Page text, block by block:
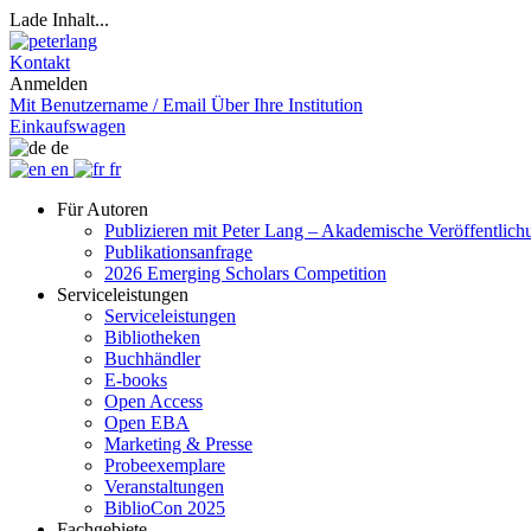
Lade Inhalt...
Kontakt
Anmelden
Mit Benutzername / Email Über Ihre Institution
Einkaufswagen
de
en
fr
Für Autoren
Publizieren mit Peter Lang – Akademische
Publikationsanfrage
2026 Emerging Scholars Competition
Serviceleistungen
Serviceleistungen
Bibliotheken
Buchhändler
E-books
Open Access
Open EBA
Marketing & Presse
Probeexemplare
Veranstaltungen
BiblioCon 2025